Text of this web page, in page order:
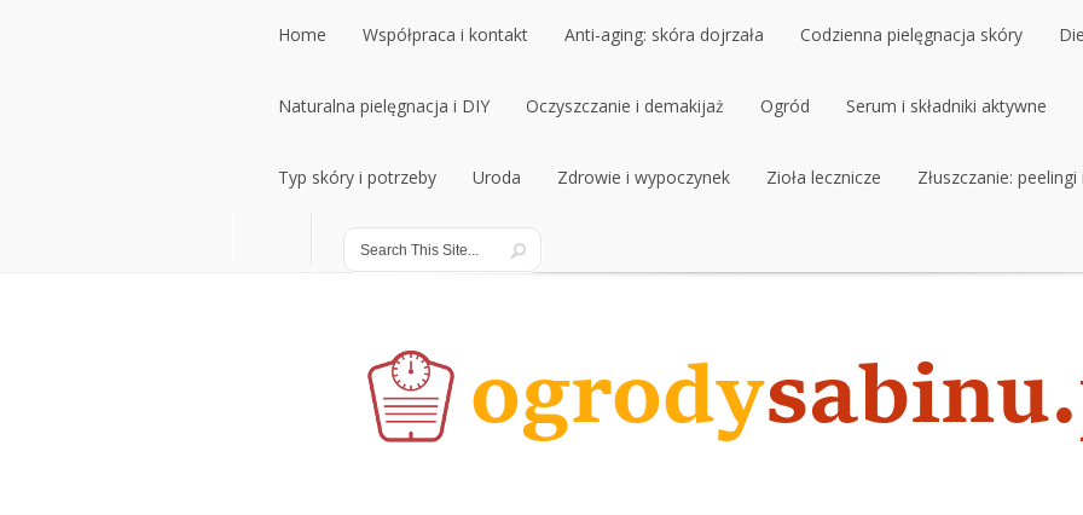
Home
Home
Współpraca i kontakt
Współpraca i kontakt
Anti-aging: skóra dojrzała
Anti-aging: skóra dojrzała
Codzienna pielęgnacja skóry
Codzienna pielęgnacja skóry
Naturalna pielęgnacja i DIY
Naturalna pielęgnacja i DIY
Oczyszczanie i demakijaż
Oczyszczanie i demakijaż
Ogród
Ogród
Serum i składniki aktywne
Serum i składniki aktywne
Typ skóry i potrzeby
Typ skóry i potrzeby
Uroda
Uroda
Zdrowie i wypoczynek Zioła lecznicze Złuszczanie: